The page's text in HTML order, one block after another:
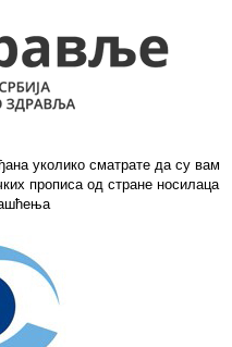
уколико сматрате да су вам
прописа од стране носилаца